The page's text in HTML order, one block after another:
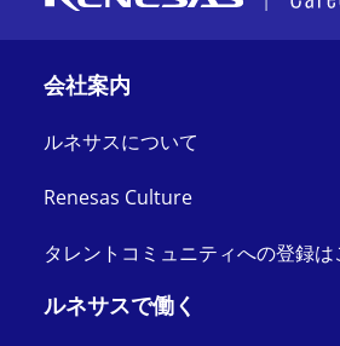
会社案内
ルネサスについて
Renesas Culture
タレントコミュニティへの登録は
ルネサスで働く